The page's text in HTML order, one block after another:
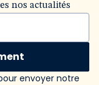
nos actualités
envoyer notre